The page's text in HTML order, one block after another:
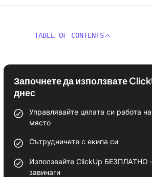
TABLE OF CONTENTS
Започнете да използвате
днес
Управлявайте цялата си работа
място
Сътрудничете с екипа си
Използвайте ClickUp БЕЗПЛАТНО
завинаги